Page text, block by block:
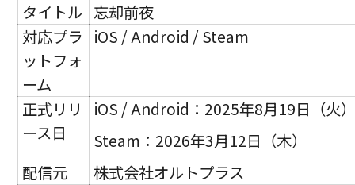
タイトル 忘却前夜
対応プラ
ットフォ
ーム
iOS / Android / Steam
正式リリ
ース日
iOS / Android：2025年8月19日（火
Steam：2026年3月12日（木）
配信元
株式会社オルトプラス